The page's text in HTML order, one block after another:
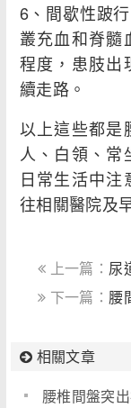
6、間歇性跛
叢充血和脊髓
程度，患肢出
續走路。
以上這些都是
人、白領、常
日常生活中
往相關醫院及
上一篇： 尿
下一篇： 腰
相關文章
腰椎間盤突